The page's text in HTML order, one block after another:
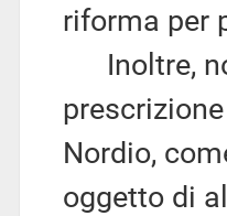
riforma per
Inoltre,
Nordio,
oggetto di